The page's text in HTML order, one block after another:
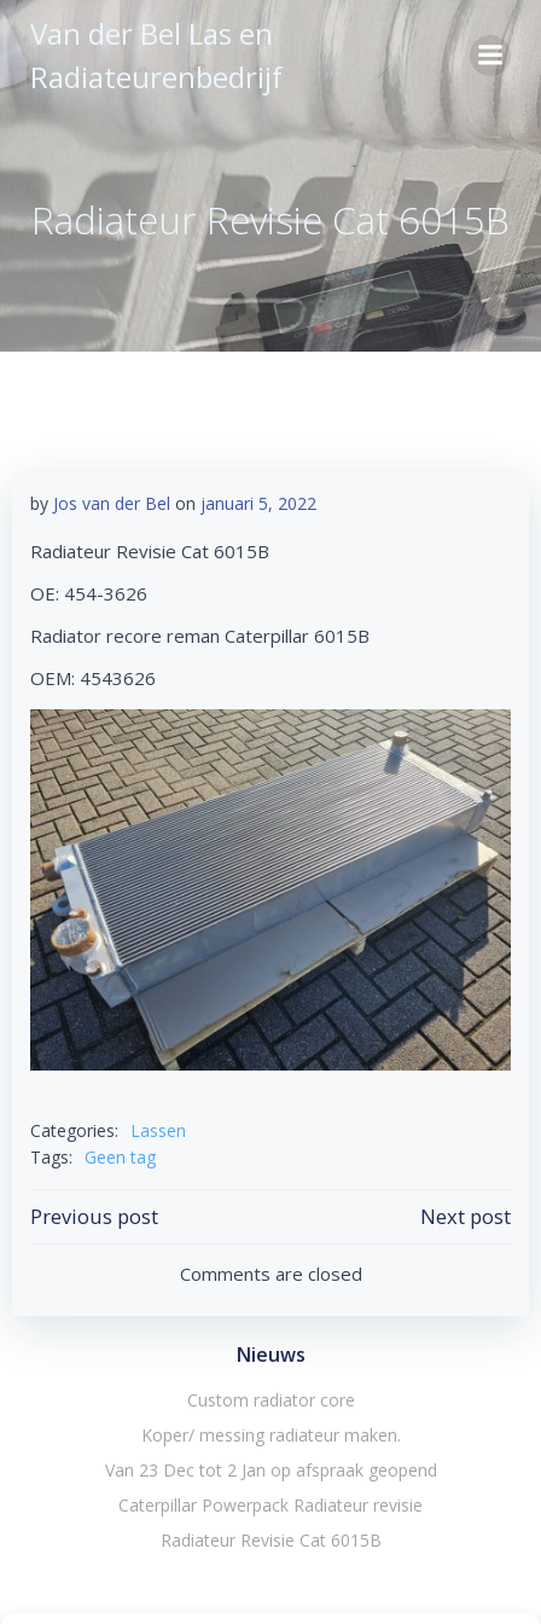
naar
de
Van der Bel Las en
Radiateurenbedrijf
Radiateur Revisie Cat 6015B
by Jos van der Bel on januari 5, 2022
Radiateur Revisie Cat 6015B
OE: 454-3626
Radiator recore reman Caterpillar 6015B
OEM: 4543626
Categories:
Lassen
Tags:
Geen tag
Bericht
Previous post Next post
Comments are closed
Nieuws
Custom radiator core
Koper/ messing radiateur maken.
Van 23 Dec tot 2 Jan op afspraak geopend
Caterpillar Powerpack Radiateur revisie
Radiateur Revisie Cat 6015B